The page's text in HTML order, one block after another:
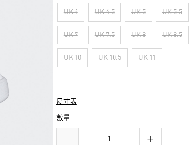
UK 4 UK 4.5 UK 5 UK 5.5
UK 7 UK 7.5 UK 8 UK 8.5
UK 10 UK 10.5 UK 11
尺寸表
數量